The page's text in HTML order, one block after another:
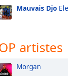
Mauvais Djo
artistes
Morgan